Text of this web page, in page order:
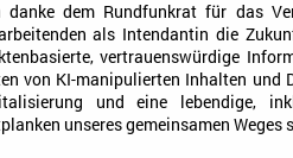
danke dem Rundfunkrat für das
als Intendantin die
vertrauenswürdige
von KI-manipulierten Inhalten und
und eine lebendige,
unseres gemeinsamen Weges